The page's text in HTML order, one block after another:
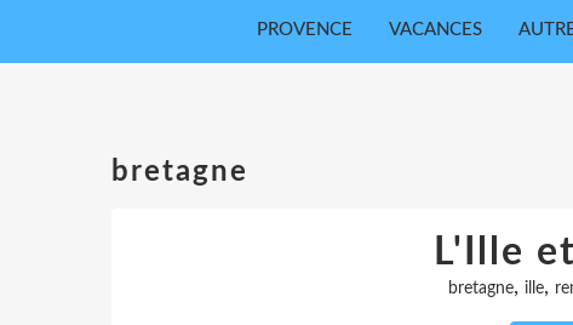
PROVENCE VACANCES
bretagne
L'Ille
bretagne, ille,